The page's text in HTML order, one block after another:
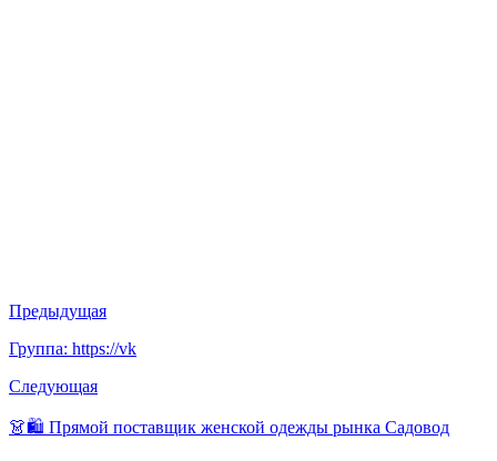
Предыдущая
Группа: https://vk
Следующая
👗🛍 Прямой поставщик женской одежды рынка Садовод